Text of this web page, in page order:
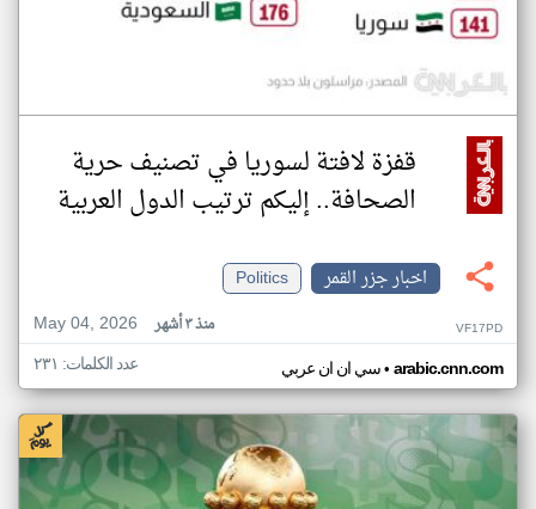
قفزة لافتة لسوريا في تصنيف حرية
الصحافة.. إليكم ترتيب الدول العربية
اخبار جزر القمر
Politics
May 04, 2026
منذ ٣ أشهر VF17PD
سي ان ان عربي• arabic.cnn.com عدد الكلمات: ٢٣١